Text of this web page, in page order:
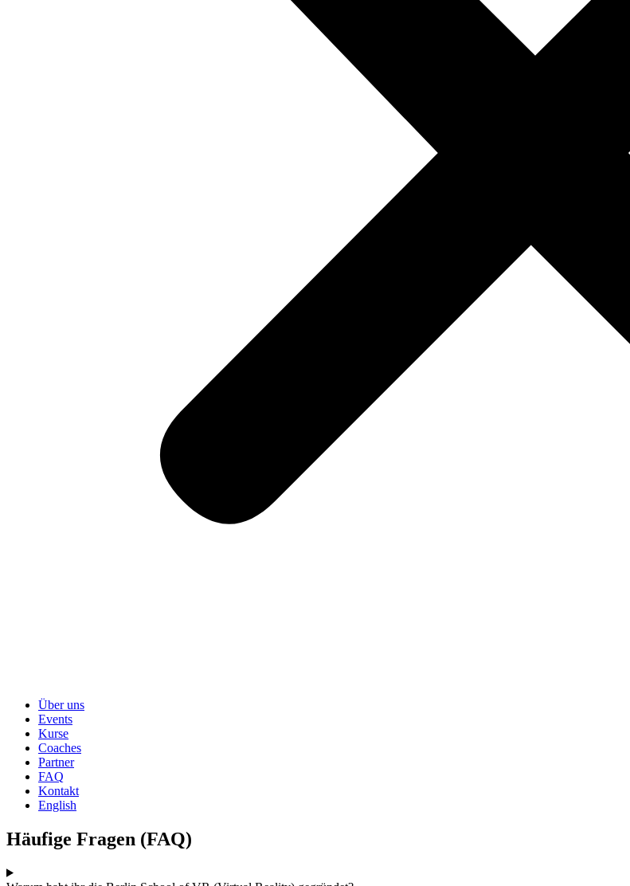
Über uns
Events
Kurse
Coaches
Partner
FAQ
Kontakt
English
Häufige Fragen (FAQ)